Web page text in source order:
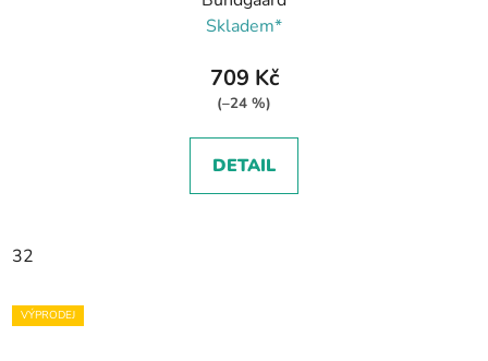
Skladem*
709 Kč
(–24 %)
DETAIL
32
VÝPRODEJ